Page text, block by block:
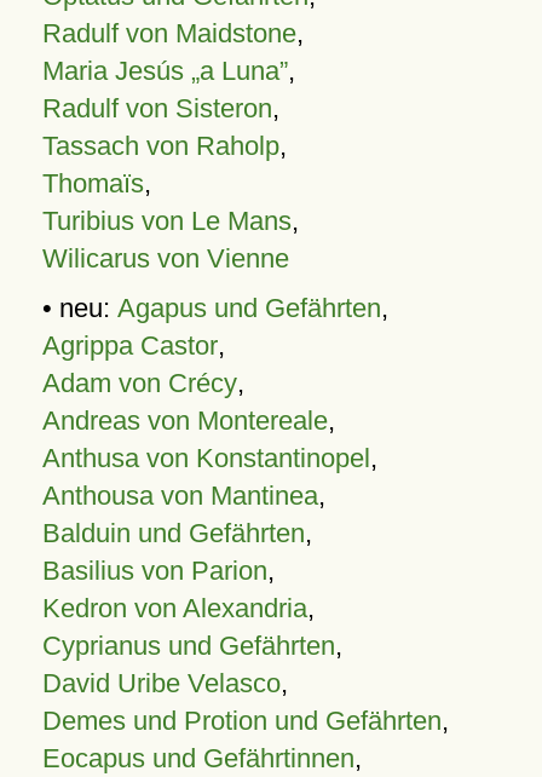
Radulf von Maidstone,
Maria Jesús „a Luna”,
Radulf von Sisteron,
Tassach von Raholp,
Thomaïs,
Turibius von Le Mans,
Wilicarus von Vienne
• neu: Agapus und Gefährten,
Agrippa Castor,
Adam von Crécy,
Andreas von Montereale,
Anthusa von Konstantinopel,
Anthousa von Mantinea,
Balduin und Gefährten,
Basilius von Parion,
Kedron von Alexandria,
Cyprianus und Gefährten,
David Uribe Velasco,
Demes und Protion und Gefährten,
Eocapus und Gefährtinnen,